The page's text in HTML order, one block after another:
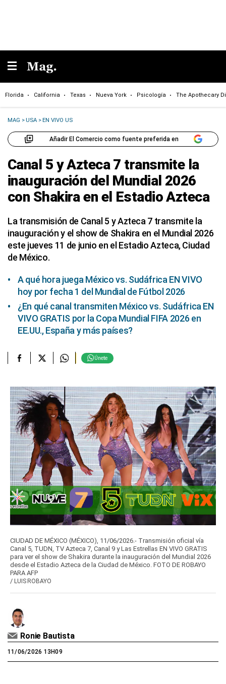
Florida California Texas Nueva York Psicología The Apothecary
MAG >USA >EN VIVO US
Añadir El Comercio como fuente preferida en
Canal 5 y Azteca 7 transmite la
inauguración del Mundial 2026
con Shakira en el Estadio Azteca
La transmisión de Canal 5 y Azteca 7 transmite la
inauguración y el show de Shakira en el Mundial 2026
este jueves 11 de junio en el Estadio Azteca, Ciudad
de México.
A qué hora juega México vs. Sudáfrica EN VIVO
hoy por fecha 1 del Mundial de Fútbol 2026
¿En qué canal transmiten México vs. Sudáfrica EN
VIVO GRATIS por la Copa Mundial FIFA 2026 en
EE.UU., España y más países?
Únete
CIUDAD DE MÉXICO (MÉXICO), 11/06/2026.- Transmisión oficial vía
Canal 5, TUDN, TV Azteca 7, Canal 9 y Las Estrellas EN VIVO GRATIS
para ver el show de Shakira durante la inauguración del Mundial 2026
desde el Estadio Azteca de la Ciudad de México. FOTO DE ROBAYO
PARA AFP
/ LUIS ROBAYO
Ronie Bautista
11/06/2026 13H09